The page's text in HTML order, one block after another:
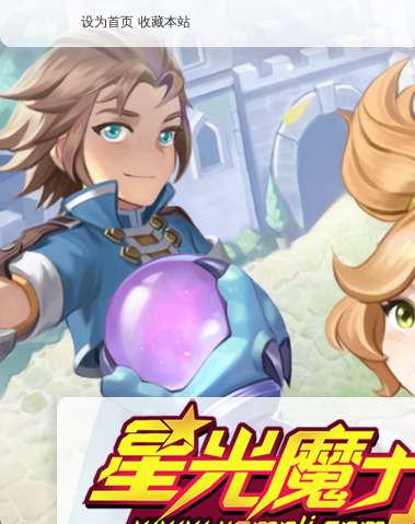
设为首页 收藏本站